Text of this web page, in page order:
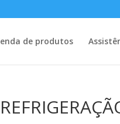
de produtos